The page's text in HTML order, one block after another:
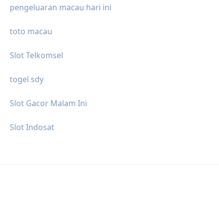
pengeluaran macau hari ini
toto macau
Slot Telkomsel
togel sdy
Slot Gacor Malam Ini
Slot Indosat